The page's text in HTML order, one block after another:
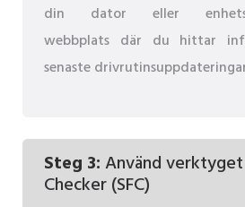
din dator eller
webbplats där du hittar
senaste
Steg 3:Använd
Checker (SFC)